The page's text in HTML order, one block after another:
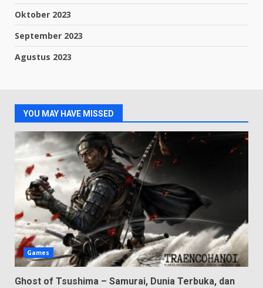
Oktober 2023
September 2023
Agustus 2023
YOU MAY HAVE MISSED
Games
Ghost of Tsushima – Samurai, Dunia Terbuka, dan